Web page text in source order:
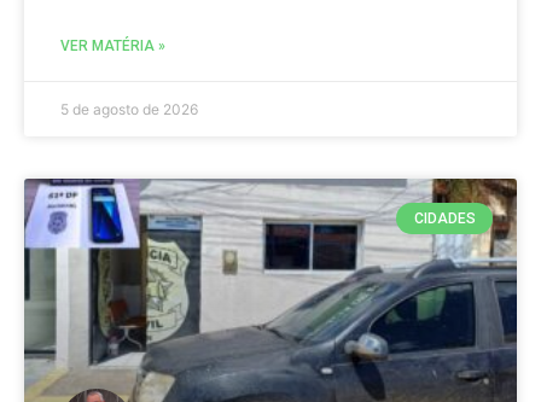
VER MATÉRIA »
5 de agosto de 2026
CIDADES